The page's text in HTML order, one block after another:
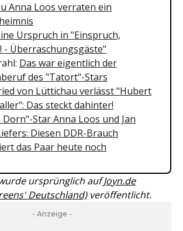
Anna Loos verraten ein
Urspruch in "Einspruch,
- Überraschungsgäste"
Das war eigentlich der
des "Tatort"-Stars
von Lüttichau verlässt "Hubert
Das steckt dahinter!
Dorn"-Star Anna Loos und Jan
Diesen DDR-Brauch
das Paar heute noch
ursprünglich aufJoyn.de
Deutschland)veröffentlicht.
- Anzeige -